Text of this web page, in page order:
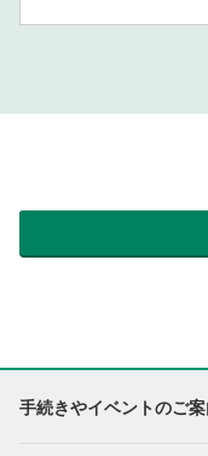
手続きやイベントのご